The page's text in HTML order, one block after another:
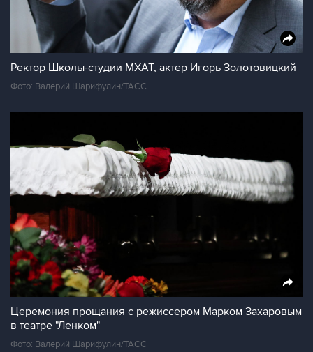
Ректор Школы-студии МХАТ, актер Игорь Золотовицкий
Фото: Валерий Шарифулин/ТАСС
Церемония прощания с режиссером Марком Захаровым
в театре "Ленком"
Фото: Валерий Шарифулин/ТАСС